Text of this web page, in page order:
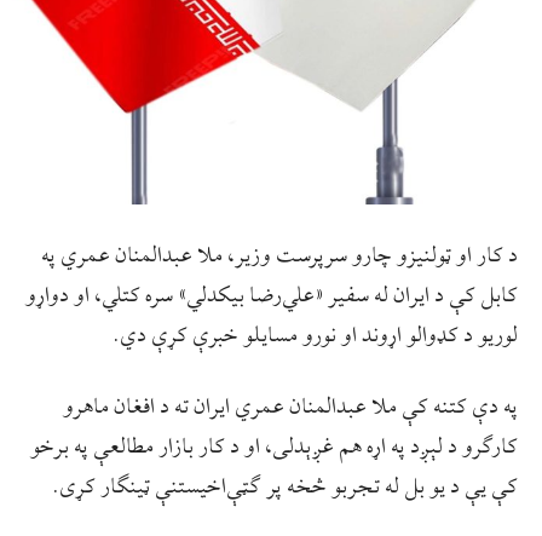
د کار او ټولنیزو چارو سرپرست وزیر، ملا عبدالمنان عمري په
کابل کې د ایران له سفیر «علي‌رضا بیکدلي» سره کتلي، او دواړو
لوریو د کډوالو اړوند او نورو مسایلو خبرې کړې دي.
په دې کتنه کې ملا عبدالمنان عمري ایران ته د افغان ماهرو
کارګرو د لېږد په اړه هم غږېدلی، او د کار بازار مطالعې په برخو
کې یې د یو بل له تجربو څخه پر ګټې‌اخیستنې ټینګار کړی.